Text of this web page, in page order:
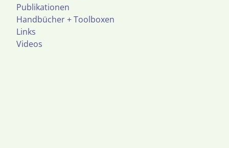
Publikationen
Handbücher + Toolboxen
Links
Videos